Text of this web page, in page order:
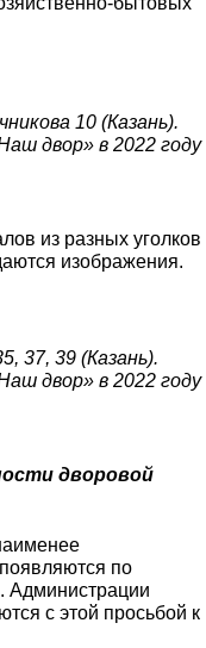
10 (Казань).
двор» в 2022 году
из разных уголков
изображения.
37, 39 (Казань).
двор» в 2022 году
дворовой
по
Администрации
с этой просьбой к